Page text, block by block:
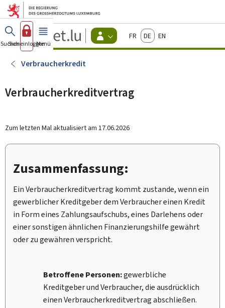
Zum Hauptmenü
Zum Inhalt
Guichet.lu
Changer
d'espace
actif
FrançaisDeutschEnglish
Suchen
Sich einloggen
Menü Haupt-
Verbraucherkredit
Verbraucherkreditvertrag
Zum letzten Mal aktualisiert am 17.06.2026
Zusammenfassung:
Ein Verbraucherkreditvertrag kommt zustande, wenn ein
gewerblicher Kreditgeber dem Verbraucher einen Kredit
in Form eines Zahlungsaufschubs, eines Darlehens oder
einer sonstigen ähnlichen Finanzierungshilfe gewährt
oder zu gewähren verspricht.
Betroffene Personen:gewerbliche
Kreditgeber und Verbraucher, die ausdrücklich
einen Verbraucherkreditvertrag abschließen.